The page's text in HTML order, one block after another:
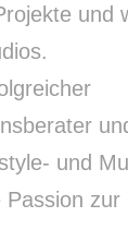
und
und
zur